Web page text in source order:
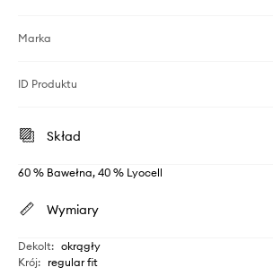
Marka
ID Produktu
Skład
60 % Bawełna, 40 % Lyocell
Wymiary
Dekolt: okrągły
Krój: regular fit